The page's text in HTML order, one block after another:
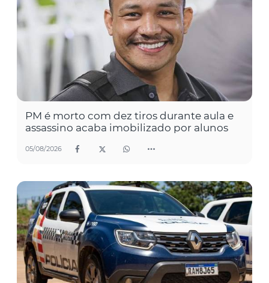
PM é morto com dez tiros durante aula e
assassino acaba imobilizado por alunos
05/08/2026